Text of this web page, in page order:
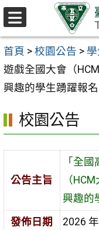
跳至主要內容區
首頁 > 校園公告 >
遊戲全國大會（
興趣的學生踴躍報
校園公告
公告主旨
「全
（
興趣的
發佈日期
2026
選
單